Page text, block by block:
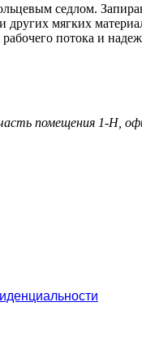
седлом.
других мягких
потока и
помещения 1-Н,